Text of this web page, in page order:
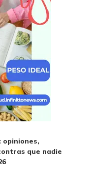
opiniones,
que nadie